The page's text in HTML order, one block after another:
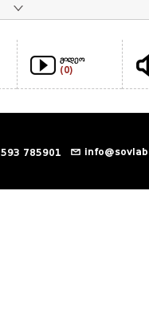
ვიდეო
(0)
593 785901